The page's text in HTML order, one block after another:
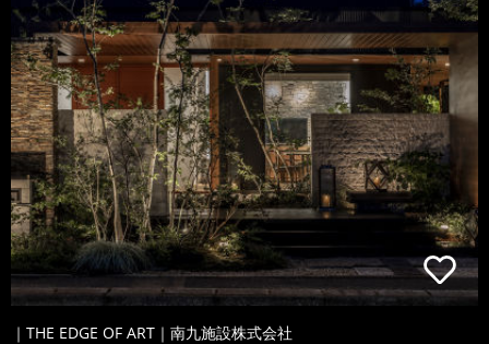
｜THE EDGE OF ART｜南九施設株式会社